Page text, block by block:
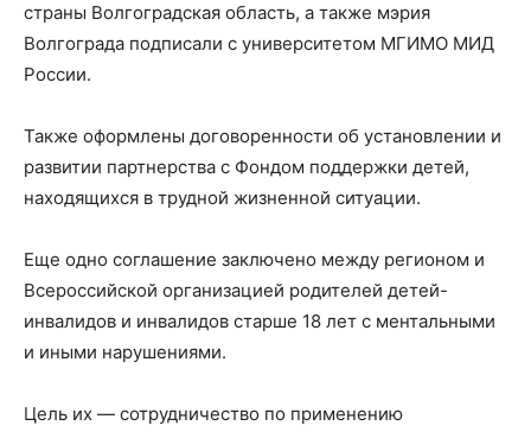
страны Волгоградская область, а также мэрия
Волгограда подписали с университетом МГИМО МИД
России.
Также оформлены договоренности об установлении и
развитии партнерства с Фондом поддержки детей,
находящихся в трудной жизненной ситуации.
Еще одно соглашение заключено между регионом и
Всероссийской организацией родителей детей-
инвалидов и инвалидов старше 18 лет с ментальными
и иными нарушениями.
Цель их — сотрудничество по применению